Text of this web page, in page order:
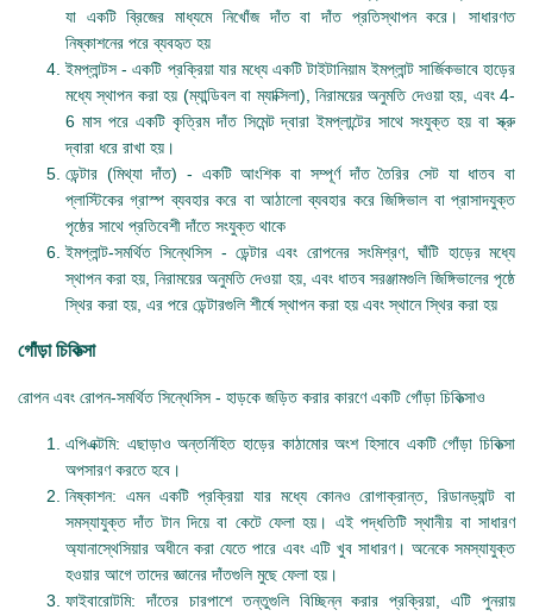
যা একটি ব্রিজের মাধ্যমে নিখোঁজ দাঁত বা দাঁত প্রতিস্থাপন করে। সাধারণত
নিষ্কাশনের পরে ব্যবহৃত হয়
ইমপ্লান্টস - একটি প্রক্রিয়া যার মধ্যে একটি টাইটানিয়াম ইমপ্লান্ট সার্জিকভাবে হাড়ের
মধ্যে স্থাপন করা হয় (ম্যান্ডিবল বা ম্যাক্সিলা), নিরাময়ের অনুমতি দেওয়া হয়, এবং 4-
6 মাস পরে একটি কৃত্রিম দাঁত সিমেন্ট দ্বারা ইমপ্লান্টের সাথে সংযুক্ত হয় বা স্ক্রু
দ্বারা ধরে রাখা হয়।
ডেন্টার (মিথ্যা দাঁত) - একটি আংশিক বা সম্পূর্ণ দাঁত তৈরির সেট যা ধাতব বা
প্লাস্টিকের গ্রাস্প ব্যবহার করে বা আঠালো ব্যবহার করে জিঙ্গিভাল বা প্রাসাদযুক্ত
পৃষ্ঠের সাথে প্রতিবেশী দাঁতে সংযুক্ত থাকে
ইমপ্লান্ট-সমর্থিত সিন্থেসিস - ডেন্টার এবং রোপনের সংমিশ্রণ, ঘাঁটি হাড়ের মধ্যে
স্থাপন করা হয়, নিরাময়ের অনুমতি দেওয়া হয়, এবং ধাতব সরঞ্জামগুলি জিঙ্গিভালের পৃষ্ঠে
স্থির করা হয়, এর পরে ডেন্টারগুলি শীর্ষে স্থাপন করা হয় এবং স্থানে স্থির করা হয়
গোঁড়া চিকিত্সা
রোপন এবং রোপন-সমর্থিত সিন্থেসিস - হাড়কে জড়িত করার কারণে একটি গোঁড়া চিকিত্সাও
এপিএক্টমি: এছাড়াও অন্তর্নিহিত হাড়ের কাঠামোর অংশ হিসাবে একটি গোঁড়া চিকিত্সা
অপসারণ করতে হবে।
নিষ্কাশন: এমন একটি প্রক্রিয়া যার মধ্যে কোনও রোগাক্রান্ত, রিডানড্যান্ট বা
সমস্যাযুক্ত দাঁত টান দিয়ে বা কেটে ফেলা হয়। এই পদ্ধতিটি স্থানীয় বা সাধারণ
অ্যানাস্থেসিয়ার অধীনে করা যেতে পারে এবং এটি খুব সাধারণ। অনেকে সমস্যাযুক্ত
হওয়ার আগে তাদের জ্ঞানের দাঁতগুলি মুছে ফেলা হয়।
ফাইবারোটমি: দাঁতের চারপাশে তন্তুগুলি বিচ্ছিন্ন করার প্রক্রিয়া, এটি পুনরায়